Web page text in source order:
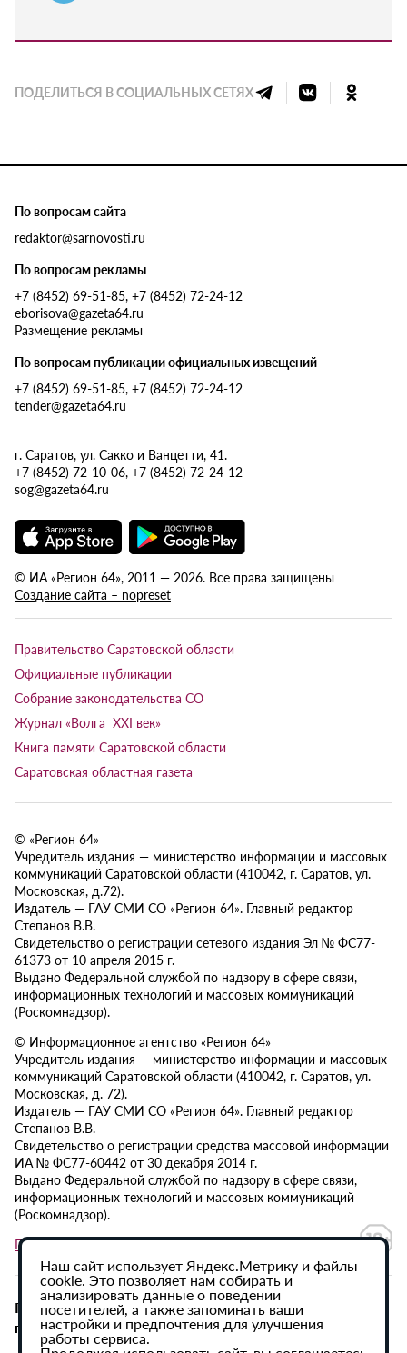
ПОДЕЛИТЬСЯ В СОЦИАЛЬНЫХ СЕТЯХ
По вопросам сайта
redaktor@sarnovosti.ru
По вопросам рекламы
+7 (8452) 69-51-85, +7 (8452) 72-24-12
eborisova@gazeta64.ru
Размещение рекламы
По вопросам публикации официальных извещений
+7 (8452) 69-51-85, +7 (8452) 72-24-12
tender@gazeta64.ru
г. Саратов, ул. Сакко и Ванцетти, 41.
+7 (8452) 72-10-06, +7 (8452) 72-24-12
sog@gazeta64.ru
© ИА «Регион 64», 2011 — 2026. Все права защищены
Создание сайта – nopreset
Правительство Саратовской области
Официальные публикации
Собрание законодательства СО
Журнал «Волга XXI век»
Книга памяти Саратовской области
Саратовская областная газета
© «Регион 64»
Учредитель издания — министерство информации и массовых
коммуникаций Саратовской области (410042, г. Саратов, ул.
Московская, д.72).
Издатель — ГАУ СМИ СО «Регион 64». Главный редактор
Степанов В.В.
Свидетельство о регистрации сетевого издания Эл № ФС77-
61373 от 10 апреля 2015 г.
Выдано Федеральной службой по надзору в сфере связи,
информационных технологий и массовых коммуникаций
(Роскомнадзор).
© Информационное агентство «Регион 64»
Учредитель издания — министерство информации и массовых
коммуникаций Саратовской области (410042, г. Саратов, ул.
Московская, д. 72).
Издатель — ГАУ СМИ СО «Регион 64». Главный редактор
Степанов В.В.
Свидетельство о регистрации средства массовой информации
ИА № ФС77-60442 от 30 декабря 2014 г.
Выдано Федеральной службой по надзору в сфере связи,
информационных технологий и массовых коммуникаций
(Роскомнадзор).
Политика в отношении обработки персональных данных
При использовании материалов сайта активная
гиперссылка на ИА «Регион 64» обязательна.
Наш сайт использует Яндекс.Метрику и файлы
cookie. Это позволяет нам собирать и
анализировать данные о поведении
посетителей, а также запоминать ваши
настройки и предпочтения для улучшения
работы сервиса.